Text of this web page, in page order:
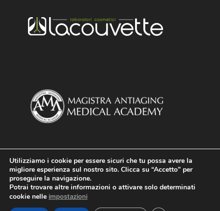
Design and Artwork Fabrizio Capo| Giusiana de
Utilizziamo i cookie per essere sicuri che tu possa avere la
migliore esperienza sul nostro sito. Clicca su “Accetto” per
proseguire la navigazione.
Potrai trovare altre informazioni o attivare solo determinati
cookie nelle impostazioni